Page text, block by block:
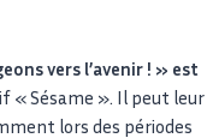
vers l’avenir ! » est
« Sésame ». Il peut leur
lors des périodes